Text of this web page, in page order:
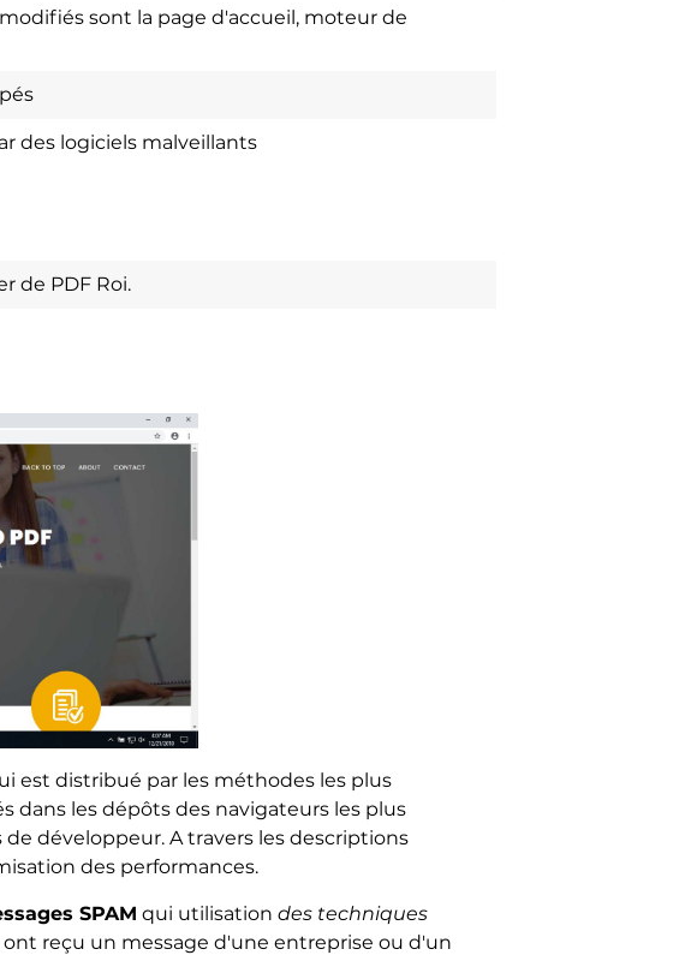
sont la page d'accueil, moteur de
des logiciels malveillants
de PDF Roi.
est distribué par les méthodes les plus
dans les dépôts des navigateurs les plus
développeur. A travers les descriptions
des performances.
SPAM qui utilisation des techniques
reçu un message d'une entreprise ou d'un